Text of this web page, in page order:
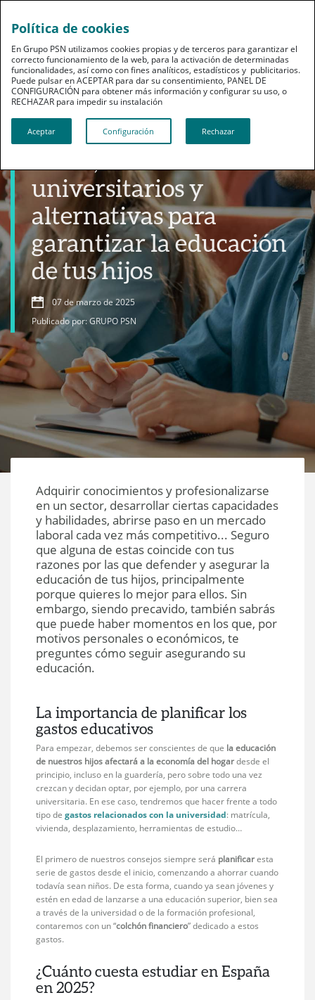
Productos
universitarios y
alternativas para
garantizar la educación
de tus hijos
07 de marzo de 2025
Publicado por: GRUPO PSN
Adquirir conocimientos y profesionalizarse
en un sector, desarrollar ciertas capacidades
y habilidades, abrirse paso en un mercado
laboral cada vez más competitivo... Seguro
que alguna de estas coincide con tus
razones por las que defender y asegurar la
educación de tus hijos, principalmente
porque quieres lo mejor para ellos. Sin
embargo, siendo precavido, también sabrás
que puede haber momentos en los que, por
motivos personales o económicos, te
preguntes cómo seguir asegurando su
educación.
La importancia de planificar los
gastos educativos
Para empezar, debemos ser conscientes de que la educación
de nuestros hijos afectará a la economía del hogardesde el
principio, incluso en la guardería, pero sobre todo una vez
crezcan y decidan optar, por ejemplo, por una carrera
universitaria. En ese caso, tendremos que hacer frente a todo
tipo degastos relacionados con la universidad: matrícula,
vivienda, desplazamiento, herramientas de estudio…
El primero de nuestros consejos siempre será planificaresta
serie de gastos desde el inicio, comenzando a ahorrar cuando
todavía sean niños. De esta forma, cuando ya sean jóvenes y
estén en edad de lanzarse a una educación superior, bien sea
a través de la universidad o de la formación profesional,
contaremos con un “colchón financiero” dedicado a estos
gastos.
¿Cuánto cuesta estudiar en España
en 2025?
Política de cookies
En Grupo PSN utilizamos cookies propias y de terceros para garantizar el
correcto funcionamiento de la web, para la activación de determinadas
funcionalidades, así como con fines analíticos, estadísticos y publicitarios.
Puede pulsar en ACEPTAR para dar su consentimiento, PANEL DE
CONFIGURACIÓN para obtener más información y configurar su uso, o
RECHAZAR para impedir su instalación​​​​​​​
Aceptar Configuración Rechazar